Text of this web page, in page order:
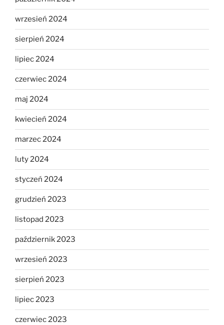
wrzesień 2024
sierpień 2024
lipiec 2024
czerwiec 2024
maj 2024
kwiecień 2024
marzec 2024
luty 2024
styczeń 2024
grudzień 2023
listopad 2023
październik 2023
wrzesień 2023
sierpień 2023
lipiec 2023
czerwiec 2023